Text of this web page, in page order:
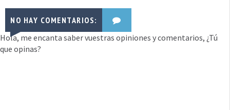
NO HAY COMENTARIOS:
Hola, me encanta saber vuestras opiniones y comentarios, ¿Tú
que opinas?